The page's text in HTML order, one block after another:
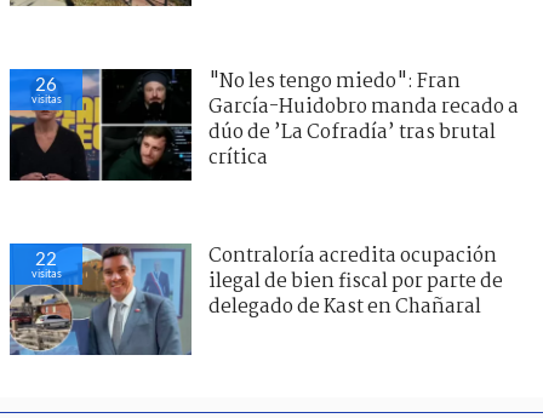
26
visitas
"No les tengo miedo": Fran
García-Huidobro manda recado a
dúo de ’La Cofradía’ tras brutal
crítica
22
visitas
Contraloría acredita ocupación
ilegal de bien fiscal por parte de
delegado de Kast en Chañaral